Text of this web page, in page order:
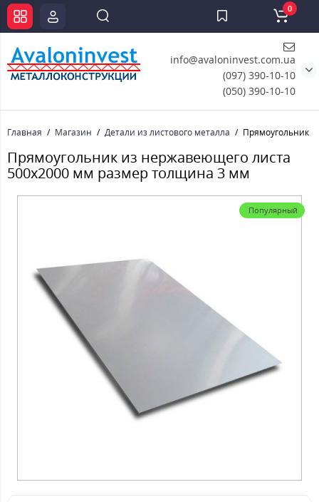
info@avaloninvest.com.ua
(097) 390-10-10
(050) 390-10-10
0
Главная Магазин Детали из листового металла Прямоугольник
Прямоугольник из нержавеющего листа
500х2000 мм размер толщина 3 мм
Популярный